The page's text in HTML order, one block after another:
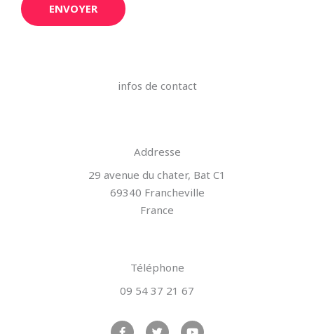
ENVOYER
infos de contact
Addresse
29 avenue du chater, Bat C1
69340 Francheville
France
Téléphone
09 54 37 21 67
F T Y